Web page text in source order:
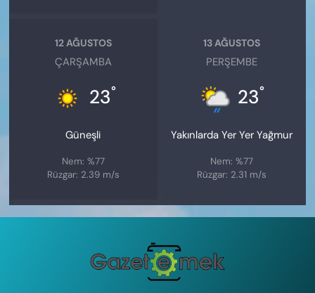
12 AĞUSTOS
ÇARŞAMBA
23°
Güneşli
Nem: %77
Rüzgar: 2.39 m/s
13 AĞUSTOS
PERŞEMBE
23°
Yakınlarda Yer Yer Yağmur
Nem: %77
Rüzgar: 2.31 m/s